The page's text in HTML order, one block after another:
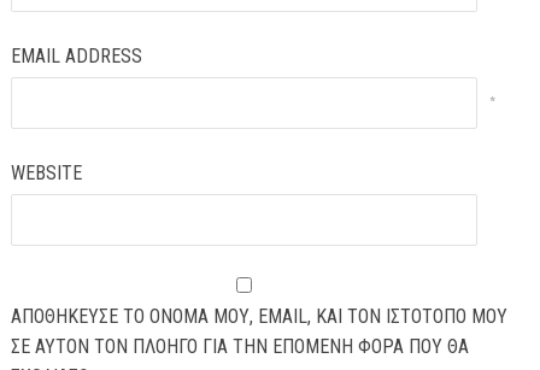
EMAIL ADDRESS
*
WEBSITE
ΑΠΟΘΉΚΕΥΣΕ ΤΟ ΌΝΟΜΆ ΜΟΥ, EMAIL, ΚΑΙ ΤΟΝ ΙΣΤΌΤΟΠΟ ΜΟΥ
ΣΕ ΑΥΤΌΝ ΤΟΝ ΠΛΟΗΓΌ ΓΙΑ ΤΗΝ ΕΠΌΜΕΝΗ ΦΟΡΆ ΠΟΥ ΘΑ